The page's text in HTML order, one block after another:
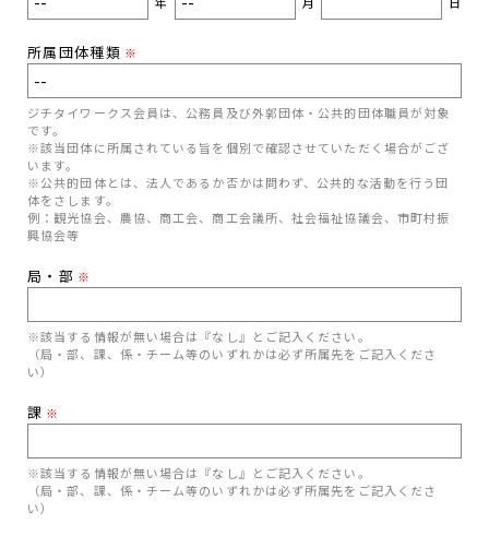
所属団体種類 ※
ジチタイワークス会員は、公務員及び外郭団体・公共的団体職員が対象
です。
※該当団体に所属されている旨を個別で確認させていただく場合がござ
います。
※公共的団体とは、法人であるか否かは問わず、公共的な活動を行う団
体をさします。
例：観光協会、農協、商工会、商工会議所、社会福祉協議会、市町村振
興協会等
局・部 ※
※該当する情報が無い場合は『なし』とご記入ください。
（局・部、課、係・チーム等のいずれかは必ず所属先をご記入くださ
い）
課 ※
※該当する情報が無い場合は『なし』とご記入ください。
（局・部、課、係・チーム等のいずれかは必ず所属先をご記入くださ
い）